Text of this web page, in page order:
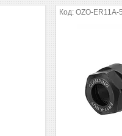
OZO-ER11A-5